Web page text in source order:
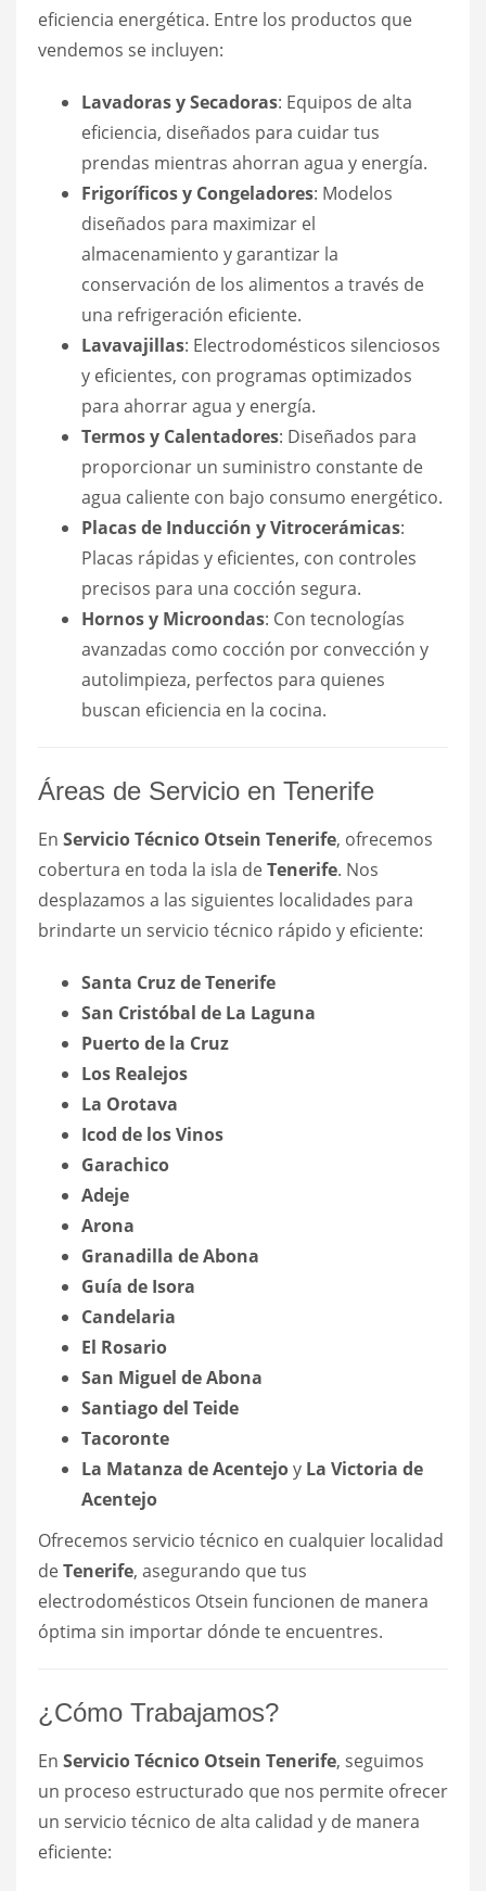
eficiencia energética. Entre los productos que
vendemos se incluyen:
Lavadoras y Secadoras: Equipos de alta
eficiencia, diseñados para cuidar tus
prendas mientras ahorran agua y energía.
Frigoríficos y Congeladores: Modelos
diseñados para maximizar el
almacenamiento y garantizar la
conservación de los alimentos a través de
una refrigeración eficiente.
Lavavajillas: Electrodomésticos silenciosos
y eficientes, con programas optimizados
para ahorrar agua y energía.
Termos y Calentadores: Diseñados para
proporcionar un suministro constante de
agua caliente con bajo consumo energético.
Placas de Inducción y Vitrocerámicas:
Placas rápidas y eficientes, con controles
precisos para una cocción segura.
Hornos y Microondas: Con tecnologías
avanzadas como cocción por convección y
autolimpieza, perfectos para quienes
buscan eficiencia en la cocina.
Áreas de Servicio en Tenerife
En Servicio Técnico Otsein Tenerife, ofrecemos
cobertura en toda la isla deTenerife. Nos
desplazamos a las siguientes localidades para
brindarte un servicio técnico rápido y eficiente:
Santa Cruz de Tenerife
San Cristóbal de La Laguna
Puerto de la Cruz
Los Realejos
La Orotava
Icod de los Vinos
Garachico
Adeje
Arona
Granadilla de Abona
Guía de Isora
Candelaria
El Rosario
San Miguel de Abona
Santiago del Teide
Tacoronte
La Matanza de Acentejoy La Victoria de
Acentejo
Ofrecemos servicio técnico en cualquier localidad
deTenerife, asegurando que tus
electrodomésticos Otsein funcionen de manera
óptima sin importar dónde te encuentres.
¿Cómo Trabajamos?
En Servicio Técnico Otsein Tenerife, seguimos
un proceso estructurado que nos permite ofrecer
un servicio técnico de alta calidad y de manera
eficiente: